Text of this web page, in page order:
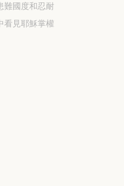
難國度和忍耐
看見耶穌掌權